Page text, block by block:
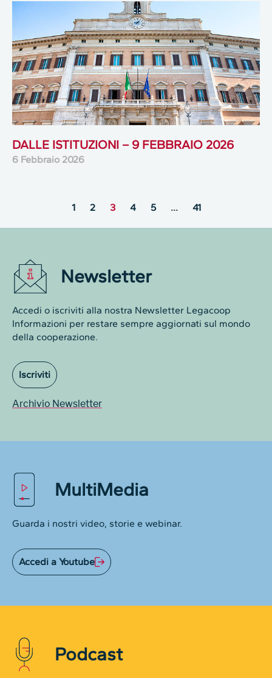
DALLE ISTITUZIONI – 9 FEBBRAIO 2026
6 Febbraio 2026
1 2 3 4 5 … 41
Newsletter
Accedi o iscriviti alla nostra Newsletter Legacoop
Informazioni per restare sempre aggiornati sul mondo
della cooperazione.
Iscriviti
Archivio Newsletter
MultiMedia
Guarda i nostri video, storie e webinar.
Accedi a Youtube
Podcast